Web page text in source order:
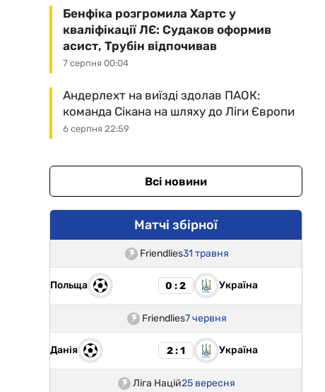
7 серпня 00:04
Бенфіка розгромила Хартс у
кваліфікації ЛЄ: Судаков оформив
асист, Трубін відпочивав
6 серпня 22:59
Андерлехт на виїзді здолав ПАОК:
команда Сікана на шляху до Ліги Європи
Всі новини
Матчі збірної
Friendlies31 травня
Польща 0 : 2 Україна
Friendlies7 червня
Данія 2 : 1 Україна
Ліга Націй25 вересня